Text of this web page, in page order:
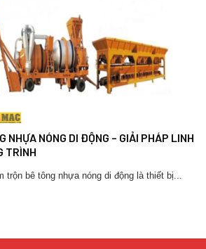
NHỰA NÓNG DI ĐỘNG – GIẢI PHÁP LINH
TRÌNH
trộn bê tông nhựa nóng di động là thiết bị...